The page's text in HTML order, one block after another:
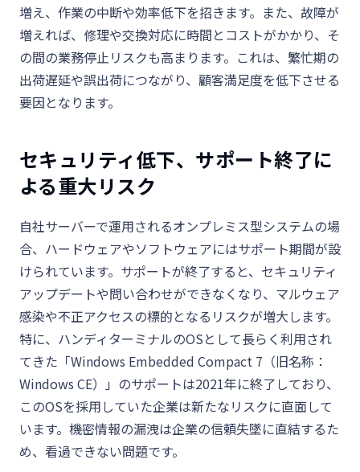
増え、作業の中断や効率低下を招きます。また、故障が
増えれば、修理や交換対応に時間とコストがかかり、そ
の間の業務停止リスクも高まります。これは、繁忙期の
出荷遅延や誤出荷につながり、顧客満足度を低下させる
要因となります。
セキュリティ低下、サポート終了に
よる重大リスク
自社サーバーで運用されるオンプレミス型システムの場
合、ハードウェアやソフトウェアにはサポート期間が設
けられています。サポートが終了すると、セキュリティ
アップデートや問い合わせができなくなり、マルウェア
感染や不正アクセスの標的となるリスクが増大します。
特に、ハンディターミナルのOSとして長らく利用され
てきた「Windows Embedded Compact 7 （旧名称：
Windows CE）」のサポートは2021年に終了しており、
このOSを採用していた企業は新たなリスクに直面して
います。機密情報の漏洩は企業の信頼失墜に直結するた
め、看過できない問題です。